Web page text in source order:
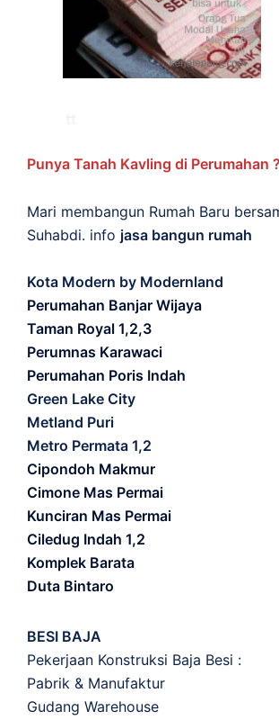
Punya Tanah Kavling di Perumahan ?
Mari membangun Rumah Baru
Suhabdi. info jasa bangun rumah
Kota Modern by Modernland
Perumahan Banjar Wijaya
Taman Royal 1,2,3
Perumnas Karawaci
Perumahan Poris Indah
Green Lake City
Metland Puri
Metro Permata 1,2
Cipondoh Makmur
Cimone Mas Permai
Kunciran Mas Permai
Ciledug Indah 1,2
Komplek Barata
Duta Bintaro
BESI BAJA
Pekerjaan Konstruksi Baja Besi :
Pabrik & Manufaktur
Gudang Warehouse